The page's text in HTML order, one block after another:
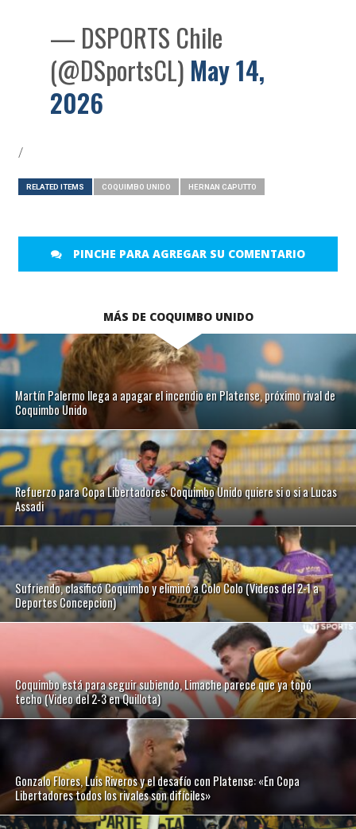
— DSPORTS Chile
(@DSportsCL) May 14,
2026
/
RELATED ITEMS COQUIMBO UNIDO HERNAN CAPUTTO
PINCHE PARA AGREGAR SU COMENTARIO
MÁS DE COQUIMBO UNIDO
Martín Palermo llega a apagar el incendio en Platense, próximo rival de
Coquimbo Unido
Refuerzo para Copa Libertadores: Coquimbo Unido quiere si o si a Lucas
Assadi
Sufriendo, clasificó Coquimbo y eliminó a Colo Colo (Videos del 2-1 a
Deportes Concepcion)
Coquimbo está para seguir subiendo, Limache parece que ya topó
techo (Video del 2-3 en Quillota)
Gonzalo Flores, Luis Riveros y el desafío con Platense: «En Copa
Libertadores todos los rivales son difíciles»